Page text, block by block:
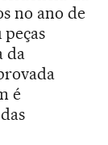
no ano de
da
é